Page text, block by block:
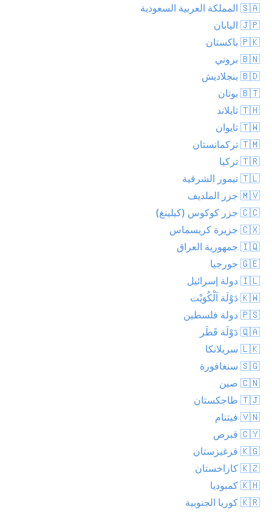
🇸🇦 المملكة العربية السعودية
🇯🇵 اليابان
🇵🇰 باكستان
🇧🇳 بروني
🇧🇩 بنجلاديش
🇧🇹 بوتان
🇹🇭 تايلاند
🇹🇼 تايوان
🇹🇲 تركمانستان
🇹🇷 تركيا
🇹🇱 تيمور الشرقية
🇲🇻 جزر الملديف
🇨🇨 جزر كوكوس (كيلينغ)
🇨🇽 جزيرة كريسماس
🇮🇶 جمهورية العراق
🇬🇪 جورجيا
🇮🇱 دولة إسرائيل
🇰🇼 دَوْلَة اَلْكُوَيْت
🇵🇸 دولة فلسطين
🇶🇦 دَوْلَة قَطَر
🇱🇰 سريلانكا
🇸🇬 سنغافورة
🇨🇳 صين
🇹🇯 طاجكستان
🇻🇳 فيتنام
🇨🇾 قبرص
🇰🇬 قرغيزستان
🇰🇿 كازاخستان
🇰🇭 كمبوديا
🇰🇷 كوريا الجنوبية